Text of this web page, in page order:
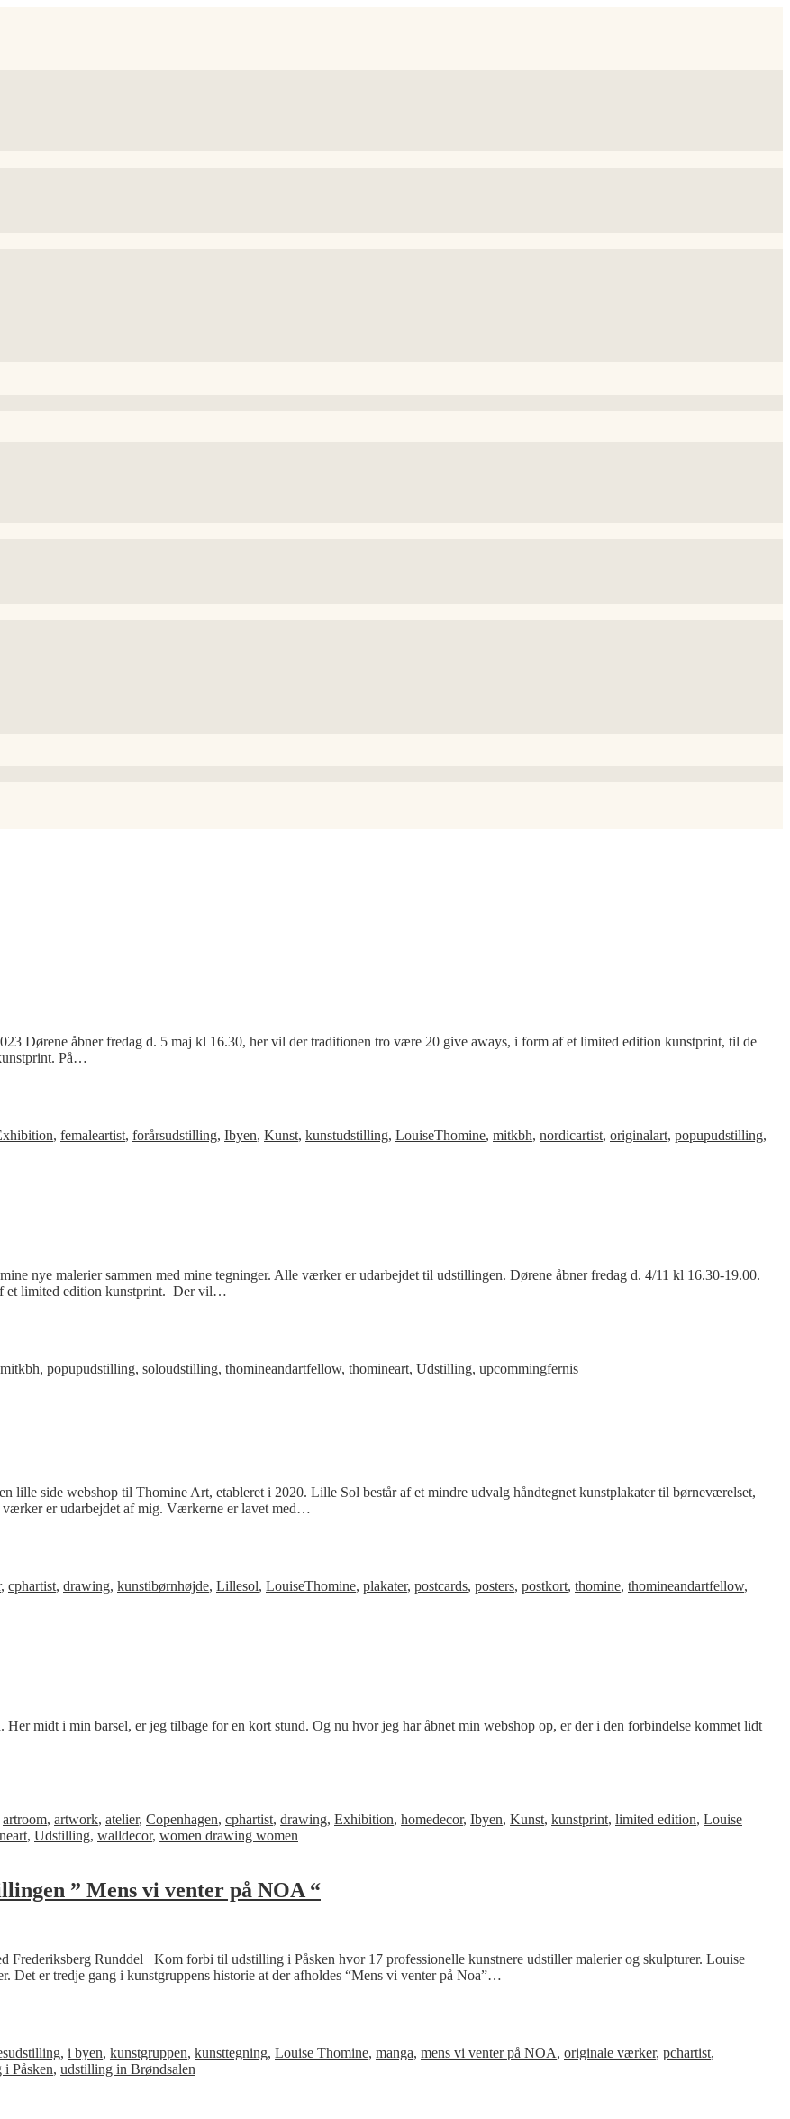
åbner fredag d. 5 maj kl 16.30, her vil der traditionen tro være 20 give aways, i form af et limited edition kunstprint, til de
På…
, femaleartist, forårsudstilling, Ibyen, Kunst, kunstudstilling, LouiseThomine, mitkbh, nordicartist, originalart, popupudstilling,
nye malerier sammen med mine tegninger. Alle værker er udarbejdet til udstillingen. Dørene åbner fredag d. 4/11 kl 16.30-19.00.
et limited edition kunstprint. Der vil…
mitkbh, popupudstilling, soloudstilling, thomineandartfellow, thomineart, Udstilling, upcommingfernis
side webshop til Thomine Art, etableret i 2020. Lille Sol består af et mindre udvalg håndtegnet kunstplakater til børneværelset,
værker er udarbejdet af mig. Værkerne er lavet med…
, cphartist, drawing, kunstibørnhøjde, Lillesol, LouiseThomine, plakater, postcards, posters, postkort, thomine, thomineandartfellow,
midt i min barsel, er jeg tilbage for en kort stund. Og nu hvor jeg har åbnet min webshop op, er der i den forbindelse kommet lidt
artroom, artwork, atelier, Copenhagen, cphartist, drawing, Exhibition, homedecor, Ibyen, Kunst, kunstprint, limited edition, Louise
, Udstilling, walldecor, women drawing women
” Mens vi venter på NOA “
Frederiksberg Runddel Kom forbi til udstilling i Påsken hvor 17 professionelle kunstnere udstiller malerier og skulpturer. Louise
er tredje gang i kunstgruppens historie at der afholdes “Mens vi venter på Noa”…
, i byen, kunstgruppen, kunsttegning, Louise Thomine, manga, mens vi venter på NOA, originale værker, pchartist,
Påsken, udstilling in Brøndsalen